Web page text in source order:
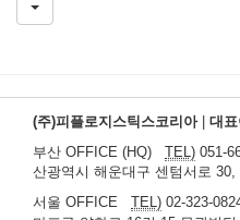
(주)피플로지스틱스코리아
대
부산 OFFICE (HQ) TEL) 051-
산광역시 해운대구 센텀서로
서울 OFFICE TEL) 02-323-